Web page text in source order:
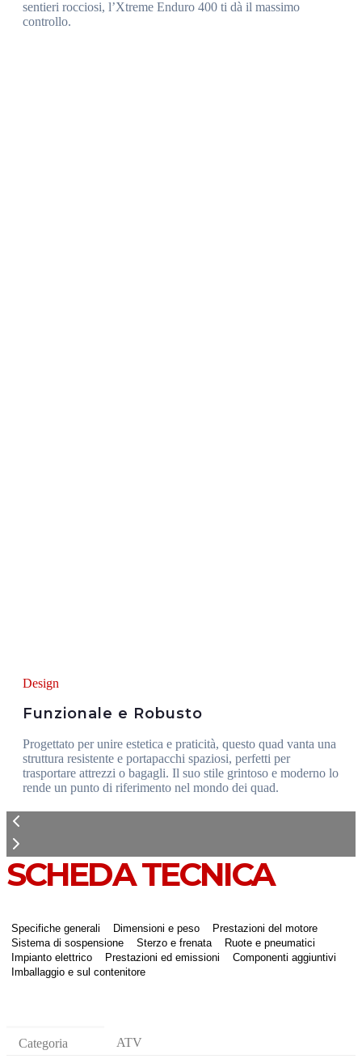
sentieri rocciosi, l’Xtreme Enduro 400 ti dà il massimo
controllo.
Design
Funzionale e Robusto
Progettato per unire estetica e praticità, questo quad vanta una
struttura resistente e portapacchi spaziosi, perfetti per
trasportare attrezzi o bagagli. Il suo stile grintoso e moderno lo
rende un punto di riferimento nel mondo dei quad.
SCHEDA TECNICA
Specifiche generali Dimensioni e peso
Prestazioni del motore
Sistema di sospensione
Sterzo e frenata
Ruote e pneumatici
Impianto elettrico
Prestazioni ed emissioni
Componenti aggiuntivi
Imballaggio e sul contenitore
Categoria ATV